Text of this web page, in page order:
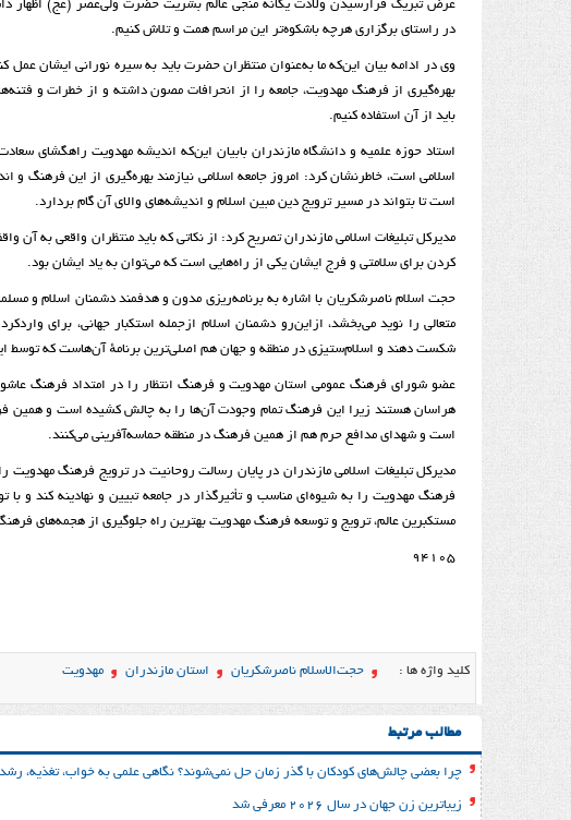
عرض تبریک فرارسیدن ولادت یگانه منجی عالم بشریت حضرت ولی‌عصر (عج) اظهار
در راستای برگزاری هرچه باشکوه‌تر این مراسم همت و تلاش کنیم.
وی در ادامه بیان این‌که ما به‌عنوان منتظران حضرت باید به سیره نورانی ایشان عمل
بهره‌گیری از فرهنگ مهدویت، جامعه را از انحرافات مصون داشته و از خطرات و
باید از آن استفاده کنیم.
استاد حوزه علمیه و دانشگاه مازندران بابیان این‌که اندیشه مهدویت راهگشای سعادت
اسلامی است، خاطرنشان کرد: امروز جامعه اسلامی نیازمند بهره‌گیری از این فرهنگ و
است تا بتواند در مسیر ترویج دین مبین اسلام و اندیشه‌های والای آن گام بردارد.
مدیرکل تبلیغات اسلامی مازندران
کردن برای سلامتی و فرج ایشان یکی از راه‌هایی است که می‌توان به یاد ایشان بود.
حجت اسلام ناصرشکریان با اشاره به برنامه‌ریزی مدون و هدفمند دشمنان اسلام و
متعالی را نوید می‌بخشد، ازاین‌رو دشمنان اسلام ازجمله استکبار جهانی، برای
شکست دهند و اسلام‌ستیزی در منطقه و جهان هم اصلی‌ترین برنامهٔ آن‌هاست که توسط
عضو شورای فرهنگ عمومی استان مهدویت و فرهنگ انتظار را در امتداد فرهنگ
هراسان هستند زیرا این فرهنگ تمام وجودت آن‌ها را به چالش کشیده است و همین
است و شهدای مدافع حرم هم از همین فرهنگ در منطقه حماسه‌آفرینی می‌کنند.
مدیرکل تبلیغات اسلامی مازندران در پایان رسالت روحانیت در ترویج فرهنگ مهدویت
فرهنگ مهدویت را به شیوه‌ای مناسب و تأثیرگذار در جامعه تبیین و نهادینه کند و
مستکبرین عالم، ترویج و توسعه فرهنگ مهدویت بهترین راه جلوگیری از هجمه‌های
94105
کلید واژه ها : حجت‌الاسلام ناصرشکریان استان مازندران مهدویت
مطالب مرتبط
چرا بعضی چالش‌های کودکان با گذر زمان حل نمی‌شوند؟ نگاهی علمی به خواب، تغذیه،
زیباترین زن جهان در سال ۲٠۲۶ معرفی شد